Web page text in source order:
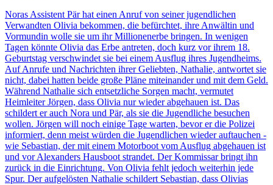
Noras Assistent Pär hat einen Anruf von seiner jugendlichen
Verwandten Olivia bekommen, die befürchtet, ihre Anwältin und
Vormundin wolle sie um ihr Millionenerbe bringen. In wenigen
Tagen könnte Olivia das Erbe antreten, doch kurz vor ihrem 18.
Geburtstag verschwindet sie bei einem Ausflug ihres Jugendheims.
Auf Anrufe und Nachrichten ihrer Geliebten, Nathalie, antwortet sie
nicht, dabei hatten beide große Pläne miteinander und mit dem Geld.
Während Nathalie sich entsetzliche Sorgen macht, vermutet
Heimleiter Jörgen, dass Olivia nur wieder abgehauen ist. Das
schildert er auch Nora und Pär, als sie die Jugendliche besuchen
wollen. Jörgen will noch einige Tage warten, bevor er die Polizei
informiert, denn meist würden die Jugendlichen wieder auftauchen -
wie Sebastian, der mit einem Motorboot vom Ausflug abgehauen ist
und vor Alexanders Hausboot strandet. Der Kommissar bringt ihn
zurück in die Einrichtung. Von Olivia fehlt jedoch weiterhin jede
Spur. Der aufgelösten Nathalie schildert Sebastian, dass Olivias